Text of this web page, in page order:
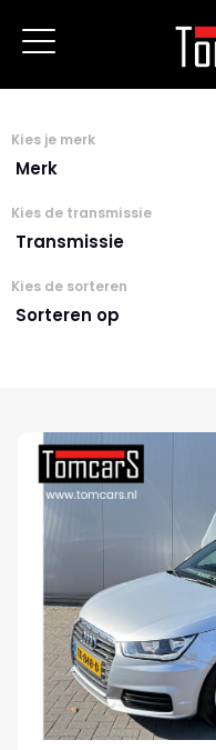
Kies je merk
Kies de transmissie
Kies de sorteren